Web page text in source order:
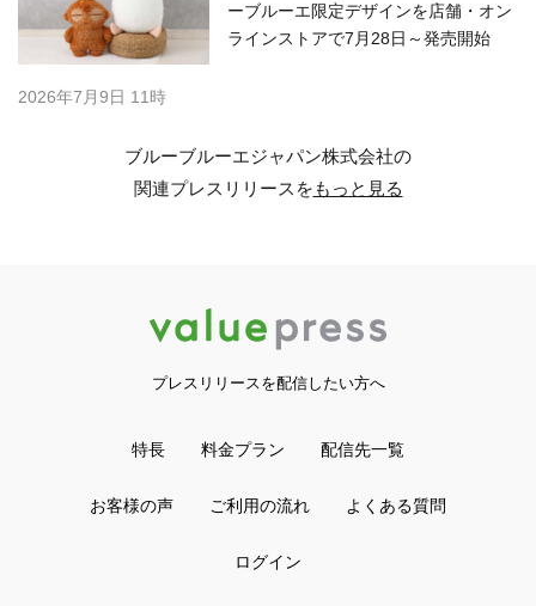
ーブルーエ限定デザインを店舗・オン
ラインストアで7月28日～発売開始
2026年7月9日 11時
ブルーブルーエジャパン株式会社の
関連プレスリリースをもっと見る
プレスリリースを配信したい方へ
特長 料金プラン 配信先一覧
お客様の声 ご利用の流れ よくある質問
ログイン